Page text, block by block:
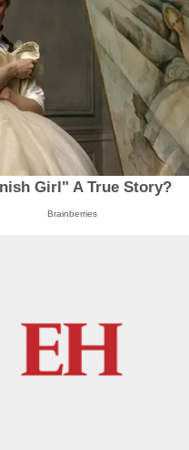
Girl" A True Story?
Brainberries